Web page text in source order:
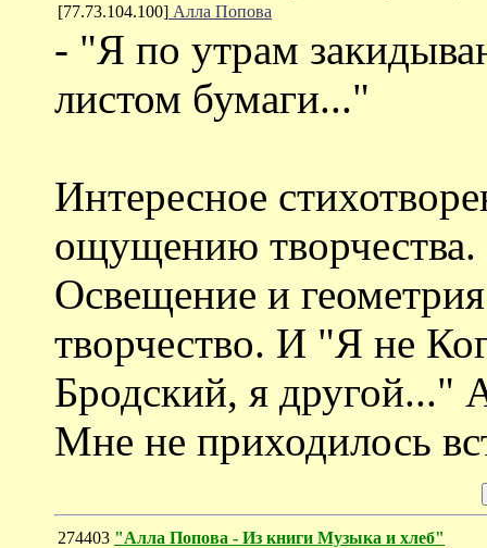
[77.73.104.100] Алла Попова
- "Я по утрам
листом бумаги..."
Интересное
ощущению творчества.
Освещение и
творчество. И "Я не
Бродский, я другой..."
Мне не приходилось
274403 "Алла Попова - Из книги Музыка и хлеб"